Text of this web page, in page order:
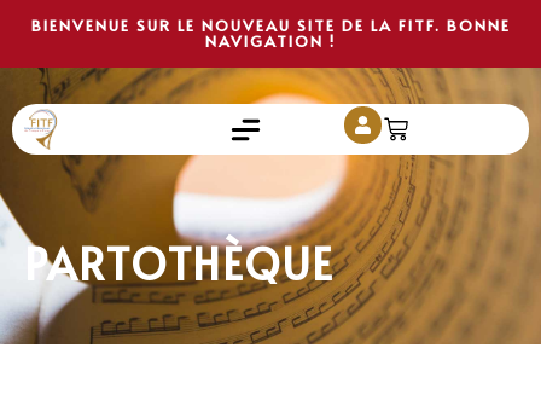
BIENVENUE SUR LE NOUVEAU SITE DE LA FITF. BONNE
NAVIGATION !
PARTOTHÈQUE